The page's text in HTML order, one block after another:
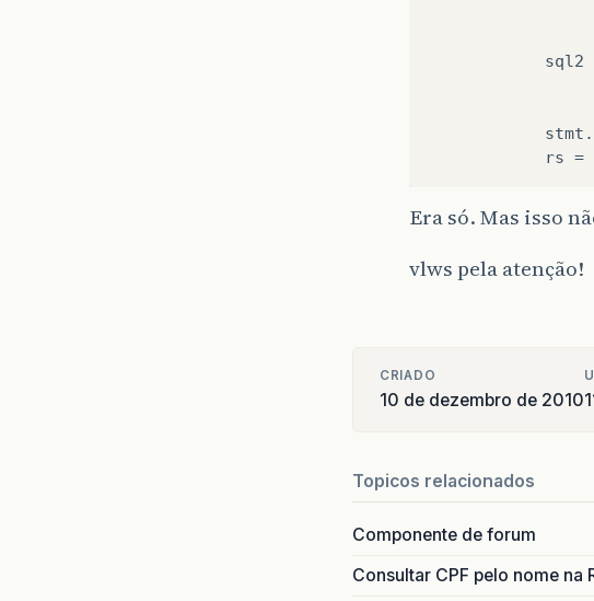
sql2
Era só. Mas isso
vlws pela atenção!
CRIADO
10 de dezembro de 2010
Topicos relacionados
Componente de forum
Consultar CPF pelo nome na